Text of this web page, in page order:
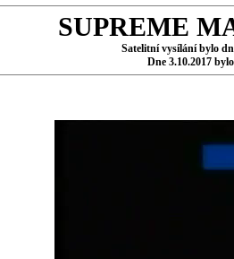
SUPREME
Satelitní vysílání bylo
Dne 3.10.2017